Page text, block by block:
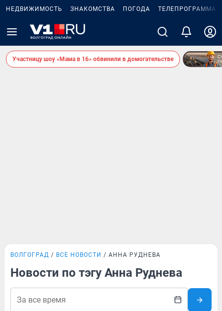
НЕДВИЖИМОСТЬ ЗНАКОМСТВА ПОГОДА ТЕЛЕПРОГРАММА
Участницу шоу «Мама в 16» обвинили в домогательстве
ВОЛГОГРАД ВСЕ НОВОСТИ АННА РУДНЕВА
Новости по тэгу Анна Руднева